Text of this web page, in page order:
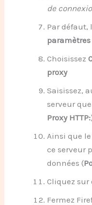
de
Par défaut,
Choisissez
proxy
Saisissez,
serveur
Proxy HTTP:
Ainsi que
ce serveur
données (
Cliquez sur
Fermez